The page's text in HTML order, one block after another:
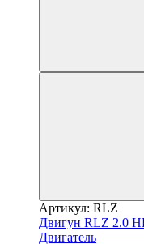
Артикул: RLZ
Двигун RLZ 2.0
Двигатель